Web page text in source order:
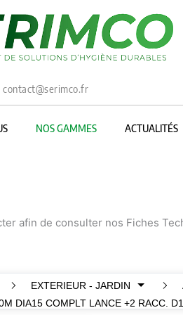
contact@serimco.fr
NOS GAMMES ACTUALITÉS
afin de consulter nos Fiches
EXTERIEUR - JARDIN
DIA15 COMPLT LANCE +2 RACC.